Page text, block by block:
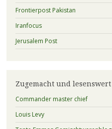
Frontierpost Pakistan
Iranfocus
Jerusalem Post
Zugemacht und lesenswert
Commander master chief
Louis Levy